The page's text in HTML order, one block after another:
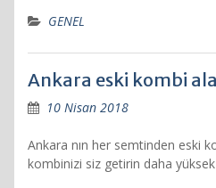
GENEL
Ankara eski kombi
10 Nisan 2018
Ankara nın her semtinden eski
kombinizi siz getirin daha